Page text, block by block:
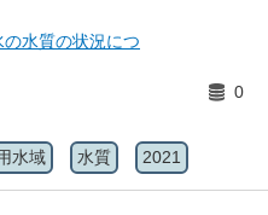
水質の状況につ
0
水域 水質 2021